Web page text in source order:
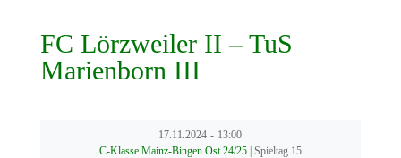
FC Lörzweiler II – TuS
Marienborn III
17.11.2024 - 13:00
C-Klasse Mainz-Bingen Ost 24/25 | Spieltag 15